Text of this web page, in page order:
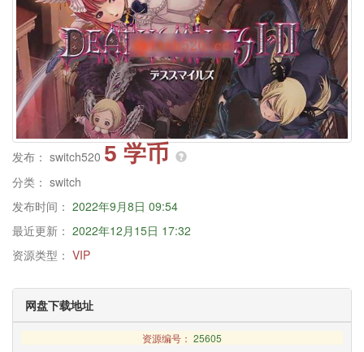
发布： switch520 5 学币
分类： switch
发布时间： 2022年9月8日 09:54
最近更新： 2022年12月15日 17:32
资源类型： VIP
网盘下载地址
资源编号： 25605